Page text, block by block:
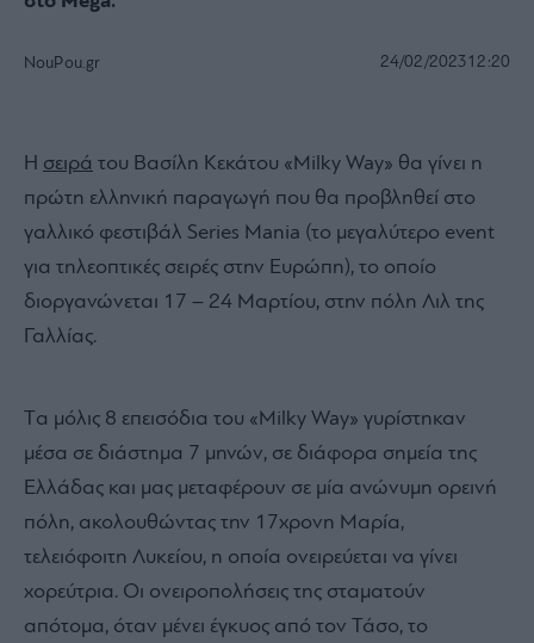
NouPou.gr 24/02/202312:20
Η σειρά του Βασίλη Κεκάτου «Milky Way» θα γίνει η
πρώτη ελληνική παραγωγή που θα προβληθεί στο
γαλλικό φεστιβάλ Series Mania (το μεγαλύτερο event
για τηλεοπτικές σειρές στην Ευρώπη), το οποίο
διοργανώνεται 17 – 24 Μαρτίου, στην πόλη Λιλ της
Γαλλίας.
Tα μόλις 8 επεισόδια του «Milky Way» γυρίστηκαν
μέσα σε διάστημα 7 μηνών, σε διάφορα σημεία της
Ελλάδας και μας μεταφέρουν σε μία ανώνυμη ορεινή
πόλη, ακολουθώντας την 17χρονη Μαρία,
τελειόφοιτη Λυκείου, η οποία ονειρεύεται να γίνει
χορεύτρια. Οι ονειροπολήσεις της σταματούν
απότομα, όταν μένει έγκυος από τον Τάσο, το